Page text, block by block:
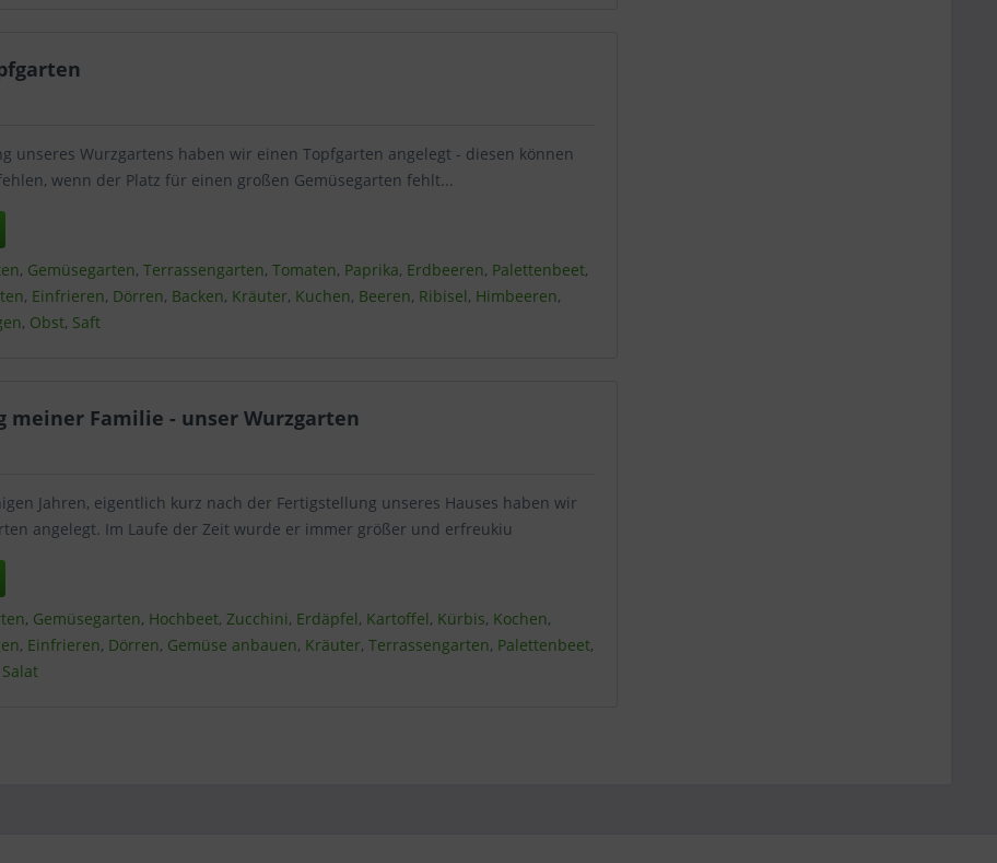
Technisch erforderlich
Statistik & Tracking
unseres Wurzgartens haben wir einen Topfgarten angelegt - diesen können
wenn der Platz für einen großen Gemüsegarten fehlt...
, Gemüsegarten,Terrassengarten,Tomaten, Paprika, Erdbeeren, Palettenbeet,
, Einfrieren, Dörren, Backen, Kräuter, Kuchen, Beeren, Ribisel, Himbeeren,
, Obst, Saft
meiner Familie - unser Wurzgarten
Jahren, eigentlich kurz nach der Fertigstellung unseres Hauses haben wir
angelegt. Im Laufe der Zeit wurde er immer größer und erfreukiu
, Gemüsegarten, Hochbeet, Zucchini, Erdäpfel, Kartoffel, Kürbis, Kochen,
, Einfrieren, Dörren, Gemüse anbauen, Kräuter,Terrassengarten, Palettenbeet,
Salat